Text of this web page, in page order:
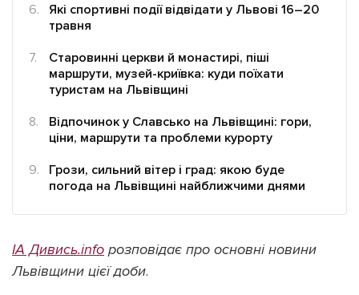
Які спортивні події відвідати у Львові 16–20
травня
Старовинні церкви й монастирі, піші
маршрути, музей-криївка: куди поїхати
туристам на Львівщині
Відпочинок у Славсько на Львівщині: гори,
ціни, маршрути та проблеми курорту
Грози, сильний вітер і град: якою буде
погода на Львівщині найближчими днями
ІА Дивись.info розповідає про основні новини
Львівщини цієї доби.